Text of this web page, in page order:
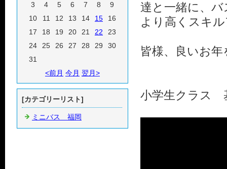
達と一緒に、
より高くスキ
皆様、良いお
小学生クラス
3
4 5 6 7 8
9
10
11 12 13 14 15
16
17
18 19 20 21 22
23
24
25 26 27 28 29
30
31
<前月 今月 翌月>
[カテゴリーリスト]
ミニバス 福岡